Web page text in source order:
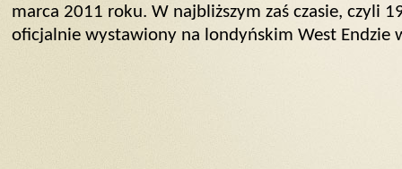
marca 2011 roku. W najbliższym zaś czasie, czyli
oficjalnie wystawiony na londyńskim West Endzie